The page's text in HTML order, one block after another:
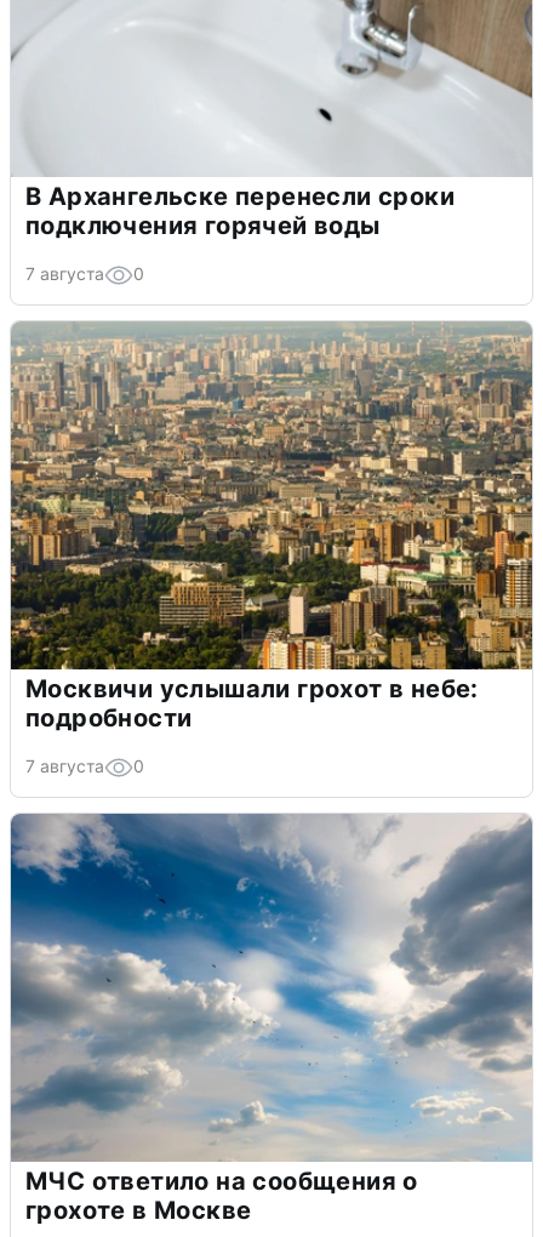
В Архангельске перенесли сроки
подключения горячей воды
7 августа 0
Москвичи услышали грохот в небе:
подробности
7 августа 0
МЧС ответило на сообщения о
грохоте в Москве